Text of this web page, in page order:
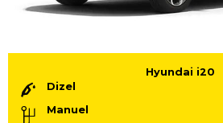
Hyundai i20
Dizel
Manuel